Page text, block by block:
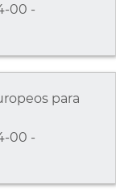
00 -
para
00 -